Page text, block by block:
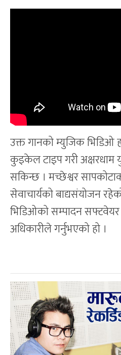
उक्त गानको म्युजिक भिडिओ
कुइकेल टाइप गरी अक्षरधाम
सकिन्छ । मच्छेश्वर
सेवाचार्यको बाद्यसंयोजन
भिडिओको सम्पादन सफ्टवेयर
अधिकारीले गर्नुभएको हो ।